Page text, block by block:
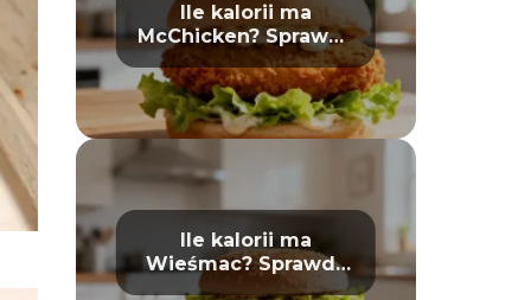
Ile kalorii ma
McChicken? Sprawdź
wartości odżywcze
Ile kalorii ma
Wieśmac? Sprawdź
wartości odżywcze